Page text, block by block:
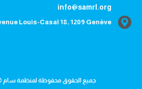
info@samrl.org
Louis-Casaï 18, 1209 Genève
جميع الحقوق محفوظة لمنظمة سام © 2023، تصميم